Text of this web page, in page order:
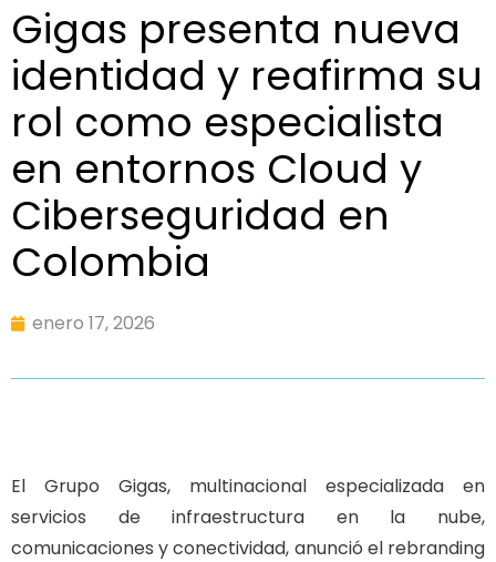
Gigas presenta nueva
identidad y reafirma su
rol como especialista
en entornos Cloud y
Ciberseguridad en
Colombia
enero 17, 2026
El Grupo Gigas, multinacional especializada en
servicios de infraestructura en la nube,
comunicaciones y conectividad, anunció el rebranding